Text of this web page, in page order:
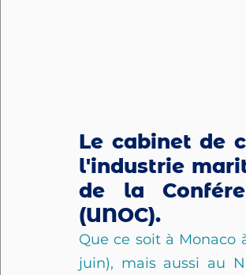
Le cabinet de
l'industrie
de la
(UNOC).
Que ce soit à Monaco
juin), mais aussi au